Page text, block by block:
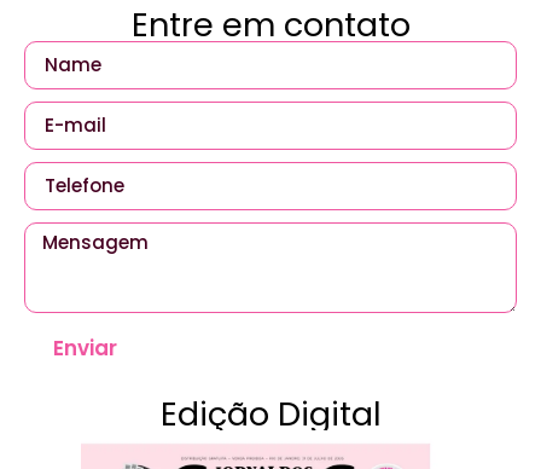
Entre em contato
Enviar
Edição Digital